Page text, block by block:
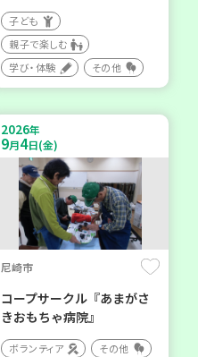
子ども
親子で楽しむ
学び・体験
その他
2026年
9月4日(金)
尼崎市
コープサークル『あまがさ
きおもちゃ病院』
ボランティア その他